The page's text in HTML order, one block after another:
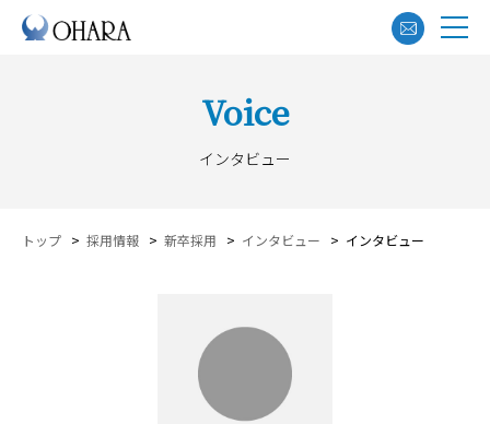
Voice
インタビュー
トップ > 採用情報 > 新卒採用 > インタビュー > インタビュー